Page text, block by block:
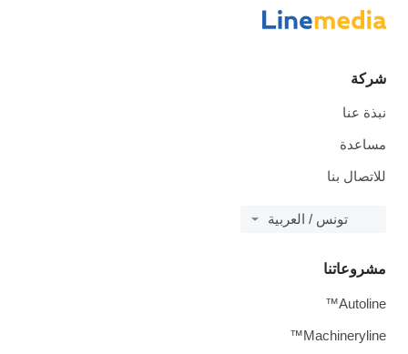
عنا
بنا
تونس / العربية